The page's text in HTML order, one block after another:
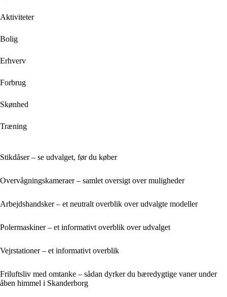
Aktiviteter
Bolig
Erhverv
Forbrug
Skønhed
Træning
Stikdåser – se udvalget, før du køber
Overvågningskameraer – samlet oversigt over muligheder
Arbejdshandsker – et neutralt overblik over udvalgte modeller
Polermaskiner – et informativt overblik over udvalget
Vejrstationer – et informativt overblik
Friluftsliv med omtanke – sådan dyrker du bæredygtige vaner under
åben himmel i Skanderborg